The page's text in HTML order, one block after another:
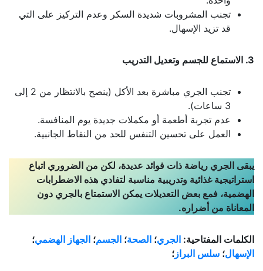
تجنب المشروبات شديدة السكر وعدم التركيز على التي
قد تزيد الإسهال.
3. الاستماع للجسم وتعديل التدريب
تجنب الجري مباشرة بعد الأكل (ينصح بالانتظار من 2 إلى
3 ساعات).
عدم تجربة أطعمة أو مكملات جديدة يوم المنافسة.
العمل على تحسين التنفس للحد من النقاط الجانبية.
يبقى الجري رياضة ذات فوائد عديدة، لكن من الضروري اتباع
استراتيجية غذائية وتدريبية مناسبة لتفادي هذه الاضطرابات
الهضمية، فمع بعض التعديلات يمكن الاستمتاع بالجري دون
المعاناة من أضراره.
الكلمات المفتاحية: الجري؛ الصحة؛ الجسم؛ الجهاز الهضمي؛
الإسهال؛ سلس البراز ؛